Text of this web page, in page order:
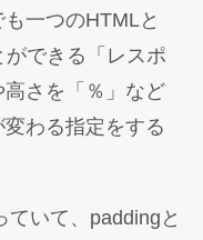
一つのHTMLと
できる「レスポ
さを「％」など
わる指定をする
いて、paddingと